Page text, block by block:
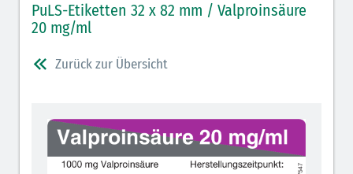
Benzodiazepine (orange)
Muskelrelaxantien (weiß-rot): DIVI 2012
Muskelrelaxans Antagonisten (rot schraffiert): DIVI
Opiate/Opioide (hellblau)
Lokalanästhetika (grau)
PuLS-Etiketten 32 x 82 mm / Valproinsäure
20 mg/ml
Zurück zur Übersicht